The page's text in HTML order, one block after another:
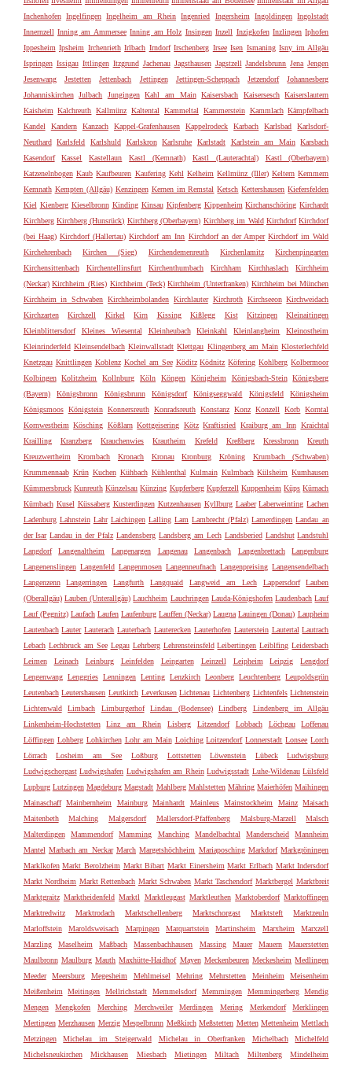
Inchenhofen Ingelfingen Ingelheim am Rhein Ingenried Ingersheim Ingoldingen Ingolstadt
Innernzell Inning am Ammersee Inning am Holz Insingen Inzell Inzigkofen Inzlingen Iphofen
Ippesheim Ipsheim Irchenrieth Irlbach Irndorf Irschenberg Irsee Isen Ismaning Isny im Allgäu
Ispringen Issigau Ittlingen Itzgrund Jachenau Jagsthausen Jagstzell Jandelsbrunn Jena Jengen
Jesenwang
Jestetten Jettenbach Jettingen Jettingen-Scheppach Jetzendorf
Johannesberg
Johanniskirchen
Julbach Jungingen Kahl am Main Kaisersbach Kaisersesch
Kaiserslautern
Kaisheim Kalchreuth Kallmünz Kaltental Kammeltal Kammerstein Kammlach Kämpfelbach
Kandel
Kandern Kanzach Kappel-Grafenhausen Kappelrodeck Karbach Karlsbad
Karlsdorf-
Neuthard
Karlsfeld Karlshuld Karlskron Karlsruhe Karlstadt Karlstein am Main
Karsbach
Kasendorf
Kassel Kastellaun Kastl (Kemnath) Kastl (Lauterachtal)
Kastl (Oberbayern)
Katzenelnbogen Kaub Kaufbeuren Kaufering Kehl Kelheim Kellmünz (Iller) Keltern Kemmern
Kemnath Kempten (Allgäu) Kenzingen Kernen im Remstal Ketsch Kettershausen Kiefersfelden
Kiel Kienberg Kieselbronn Kinding Kinsau Kipfenberg Kippenheim Kirchanschöring Kirchardt
Kirchberg Kirchberg (Hunsrück) Kirchberg (Oberbayern) Kirchberg im Wald Kirchdorf Kirchdorf
(bei Haag) Kirchdorf (Hallertau) Kirchdorf am Inn Kirchdorf an der Amper Kirchdorf im Wald
Kirchehrenbach
Kirchen (Sieg) Kirchendemenreuth Kirchenlamitz
Kirchenpingarten
Kirchensittenbach
Kirchentellinsfurt Kirchenthumbach Kirchham Kirchhaslach
Kirchheim
(Neckar) Kirchheim (Ries) Kirchheim (Teck) Kirchheim (Unterfranken) Kirchheim bei München
Kirchheim in Schwaben Kirchheimbolanden Kirchlauter Kirchroth Kirchseeon Kirchweidach
Kirchzarten
Kirchzell Kirkel Kirn Kissing Kißlegg Kist Kitzingen
Kleinaitingen
Kleinblittersdorf
Kleines Wiesental Kleinheubach Kleinkahl Kleinlangheim
Kleinostheim
Kleinrinderfeld Kleinsendelbach Kleinwallstadt Klettgau Klingenberg am Main Klosterlechfeld
Knetzgau Knittlingen Koblenz Kochel am See Köditz Ködnitz Köfering Kohlberg Kolbermoor
Kolbingen
Kolitzheim Kollnburg Köln Köngen Königheim Königsbach-Stein
Königsberg
(Bayern)
Königsbronn Königsbrunn Königsdorf Königseggwald Königsfeld
Königsheim
Königsmoos Königstein Konnersreuth Konradsreuth Konstanz Konz Konzell Korb Korntal
Kornwestheim Kösching Kößlarn Kottgeisering Kötz Kraftisried Kraiburg am Inn Kraichtal
Krailling
Kranzberg Krauchenwies Krautheim Krefeld Kreßberg Kressbronn
Kreuth
Kreuzwertheim
Krombach Kronach Kronau Kronburg Kröning
Krumbach (Schwaben)
Krummennaab Krün Kuchen Kühbach Kühlenthal Kulmain Kulmbach Külsheim Kumhausen
Kümmersbruck Kunreuth Künzelsau Künzing Kupferberg Kupferzell Kuppenheim Küps Kürnach
Kürnbach Kusel Küssaberg Kusterdingen Kutzenhausen Kyllburg Laaber Laberweinting Lachen
Ladenburg Lahnstein Lahr Laichingen Lalling Lam Lambrecht (Pfalz) Lamerdingen Landau an
der Isar Landau in der Pfalz Landensberg Landsberg am Lech Landsberied Landshut Landstuhl
Langdorf
Langenaltheim Langenargen Langenau Langenbach Langenbrettach
Langenburg
Langenenslingen Langenfeld Langenmosen Langenneufnach Langenpreising Langensendelbach
Langenzenn
Langerringen Langfurth Langquaid Langweid am Lech Lappersdorf
Lauben
(Oberallgäu) Lauben (Unterallgäu) Lauchheim Lauchringen Lauda-Königshofen Laudenbach Lauf
Lauf (Pegnitz) Laufach Laufen Laufenburg Lauffen (Neckar) Laugna Lauingen (Donau) Laupheim
Lautenbach Lauter Lauterach Lauterbach Lauterecken Lauterhofen Lauterstein Lautertal Lautrach
Lebach Lechbruck am See Legau Lehrberg Lehrensteinsfeld Leibertingen Leiblfing Leidersbach
Leimen
Leinach Leinburg Leinfelden Leingarten Leinzell Leipheim Leipzig
Lengdorf
Lengenwang Lenggries Lenningen Lenting Lenzkirch Leonberg Leuchtenberg Leupoldsgrün
Leutenbach Leutershausen Leutkirch Leverkusen Lichtenau Lichtenberg Lichtenfels Lichtenstein
Lichtenwald
Limbach Limburgerhof Lindau (Bodensee) Lindberg
Lindenberg im Allgäu
Linkenheim-Hochstetten
Linz am Rhein Lisberg Litzendorf Lobbach Löchgau
Loffenau
Löffingen Lohberg Lohkirchen Lohr am Main Loiching Loitzendorf Lonnerstadt Lonsee Lorch
Lörrach
Losheim am See Loßburg Lottstetten Löwenstein Lübeck
Ludwigsburg
Ludwigschorgast Ludwigshafen Ludwigshafen am Rhein Ludwigsstadt Luhe-Wildenau Lülsfeld
Lupburg Lutzingen Magdeburg Magstadt Mahlberg Mahlstetten Mähring Maierhöfen Maihingen
Mainaschaff Mainbernheim Mainburg Mainhardt Mainleus Mainstockheim Mainz Maisach
Maitenbeth
Malching Malgersdorf Mallersdorf-Pfaffenberg Malsburg-Marzell
Malsch
Malterdingen
Mammendorf Mamming Manching Mandelbachtal Manderscheid
Mannheim
Mantel Marbach am Neckar March Margetshöchheim Mariaposching Markdorf Markgröningen
Marklkofen Markt Berolzheim Markt Bibart Markt Einersheim Markt Erlbach Markt Indersdorf
Markt Nordheim Markt Rettenbach Markt Schwaben Markt Taschendorf Marktbergel Marktbreit
Marktgraitz Marktheidenfeld Marktl Marktleugast Marktleuthen Marktoberdorf Marktoffingen
Marktredwitz
Marktrodach Marktschellenberg Marktschorgast Marktsteft
Marktzeuln
Marloffstein
Maroldsweisach Marpingen Marquartstein Martinsheim Marxheim
Marxzell
Marzling
Maselheim Maßbach Massenbachhausen Massing Mauer Mauern
Mauerstetten
Maulbronn Maulburg Mauth Maxhütte-Haidhof Mayen Meckenbeuren Meckesheim Medlingen
Meeder
Meersburg Megesheim Mehlmeisel Mehring Mehrstetten Meinheim
Meisenheim
Meißenheim
Meitingen Mellrichstadt Memmelsdorf Memmingen Memmingerberg
Mendig
Mengen
Mengkofen Merching Merchweiler Merdingen Mering Merkendorf
Merklingen
Mertingen Merzhausen Merzig Mespelbrunn Meßkirch Meßstetten Metten Mettenheim Mettlach
Metzingen
Michelau im Steigerwald Michelau in Oberfranken Michelbach
Michelfeld
Michelsneukirchen
Mickhausen Miesbach Mietingen Miltach Miltenberg
Mindelheim